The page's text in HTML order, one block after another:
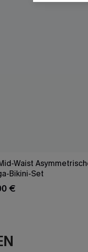
Waist
Bikini-Set
€